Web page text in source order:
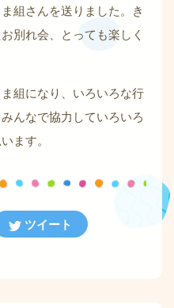
組さんを送りました。き
別れ会、とっても楽しく
組になり、いろいろな行
んなで協力していろいろ
ます。
ツイート